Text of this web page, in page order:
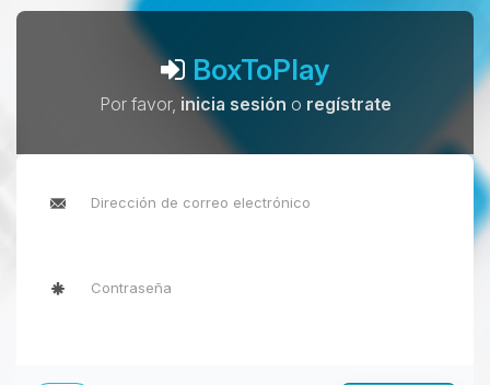
BoxToPlay
Por favor, inicia sesión o regístrate